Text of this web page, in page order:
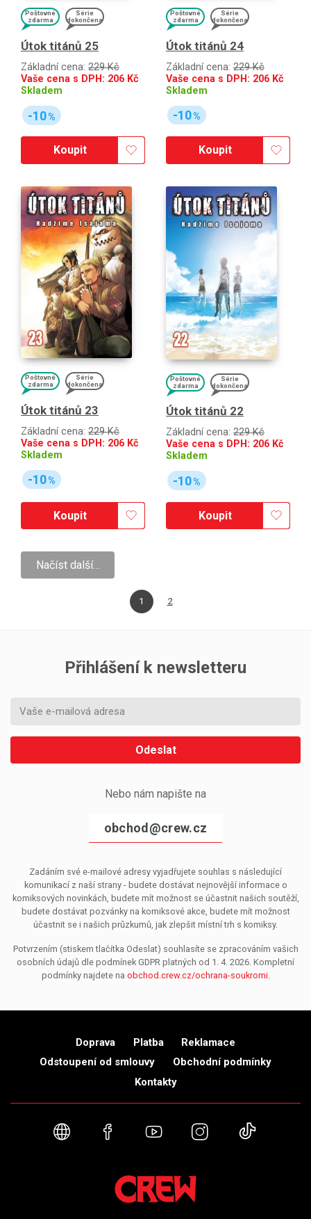
Poštovné
zdarma
Série
dokončena
Útok titánů 25
Základní cena: 229 Kč
Vaše cena s DPH: 206 Kč
Skladem
-10%
Koupit
Poštovné
zdarma
Série
dokončena
Útok titánů 24
Základní cena: 229 Kč
Vaše cena s DPH: 206 Kč
Skladem
-10%
Koupit
Poštovné
zdarma
Série
dokončena
Útok titánů 23
Základní cena: 229 Kč
Vaše cena s DPH: 206 Kč
Skladem
-10%
Koupit
Poštovné
zdarma
Série
dokončena
Útok titánů 22
Základní cena: 229 Kč
Vaše cena s DPH: 206 Kč
Skladem
-10%
Koupit
Načíst další…
1 2
Přihlášení k newsletteru
Odeslat
Nebo nám napište na
obchod@crew.cz
Zadáním své e-mailové adresy vyjadřujete souhlas s následující
komunikací z naší strany - budete dostávat nejnovější informace o
komiksových novinkách, budete mít možnost se účastnit našich soutěží,
budete dostávat pozvánky na komiksové akce, budete mít možnost
účastnit se i našich průzkumů, jak zlepšit místní trh s komiksy.
Potvrzením (stiskem tlačítka Odeslat) souhlasíte se zpracováním vašich
osobních údajů dle podmínek GDPR platných od 1. 4. 2026. Kompletní
podmínky najdete na obchod.crew.cz/ochrana-soukromi.
Doprava Platba
Reklamace
Odstoupení od smlouvy
Obchodní podmínky
Kontakty
Webové stránky
FacebookYouTubeInstagram